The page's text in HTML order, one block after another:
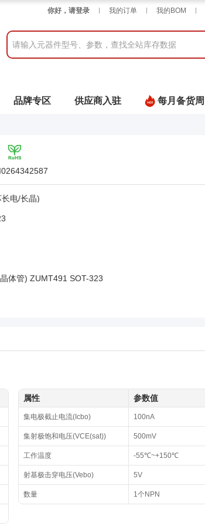
你好，请登录 我的订单 我的BOM
品牌专区 供应商入驻 每月备货周
电/长晶)
体管) ZUMT491 SOT-323
属性 参数值
集电极截止电流(Icbo) 100nA
集射极饱和电压(VCE(sat)) 500mV
工作温度 -55℃~+150℃
射基极击穿电压(Vebo) 5V
数量 1个NPN